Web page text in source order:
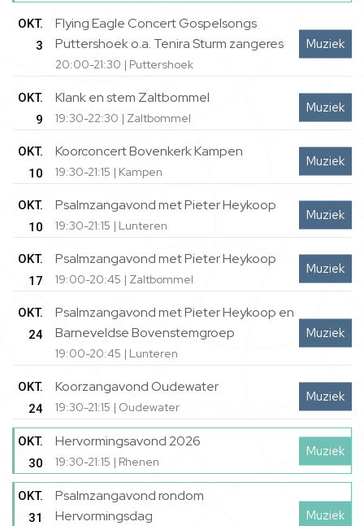
Muziek
OKT.
3
Flying Eagle Concert Gospelsongs
Puttershoek o.a. Tenira Sturm zangeres
20:00-21:30 | Puttershoek
Muziek
OKT.
9
Klank en stem Zaltbommel
19:30-22:30 | Zaltbommel
Muziek
OKT.
10
Koorconcert Bovenkerk Kampen
19:30-21:15 | Kampen
Muziek
OKT.
10
Psalmzangavond met Pieter Heykoop
19:30-21:15 | Lunteren
Muziek
OKT.
17
Psalmzangavond met Pieter Heykoop
19:00-20:45 | Zaltbommel
Muziek
OKT.
24
Psalmzangavond met Pieter Heykoop en
Barneveldse Bovenstemgroep
19:00-20:45 | Lunteren
Muziek
OKT.
24
Koorzangavond Oudewater
19:30-21:15 | Oudewater
Muziek
OKT.
30
Hervormingsavond 2026
19:30-21:15 | Rhenen
Muziek
OKT.
31
Psalmzangavond rondom
Hervormingsdag